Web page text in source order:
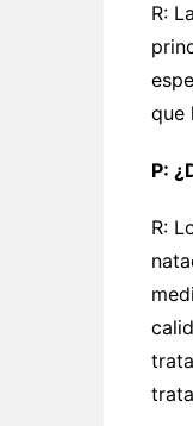
R:
que
P:
R: